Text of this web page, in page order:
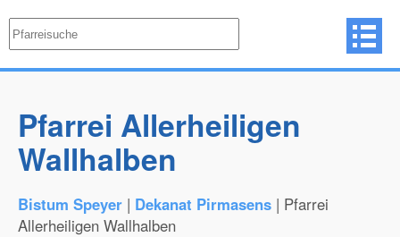
Pfarrei Allerheiligen
Wallhalben
Bistum Speyer | Dekanat Pirmasens | Pfarrei
Allerheiligen Wallhalben